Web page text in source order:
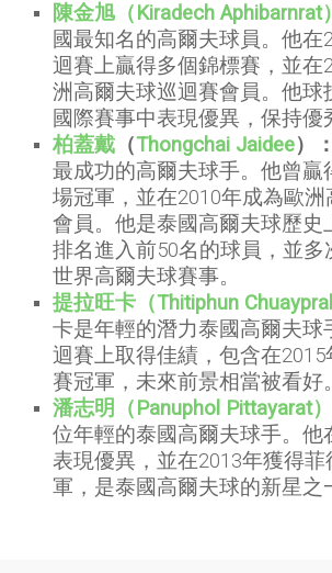
陳金旭（Kiradech Aphibarnrat）
國最知名的高爾夫球員。他在
迴賽上贏得多個錦標賽，並在
洲高爾夫球巡迴賽會員。他球
國際賽事中表現優異，保持優
柏蓋戴 （Thongchai Jaidee）
最成功的高爾夫球手。他曾贏
場冠軍，並在2010年成為歐
會員。他是泰國高爾夫球歷史
排名進入前50名的球員，並多
世界高爾夫球賽事。
提拉旺卡（Thitiphun
卡是年輕的潛力泰國高爾夫球
迴賽上取得佳績，包含在2015
賽冠軍，未來前景相當被看好。
潘志明（Panuphol Pittayarat）
位年輕的泰國高爾夫球手。他
表現優異，並在2013年獲得
軍，是泰國高爾夫球的新星之